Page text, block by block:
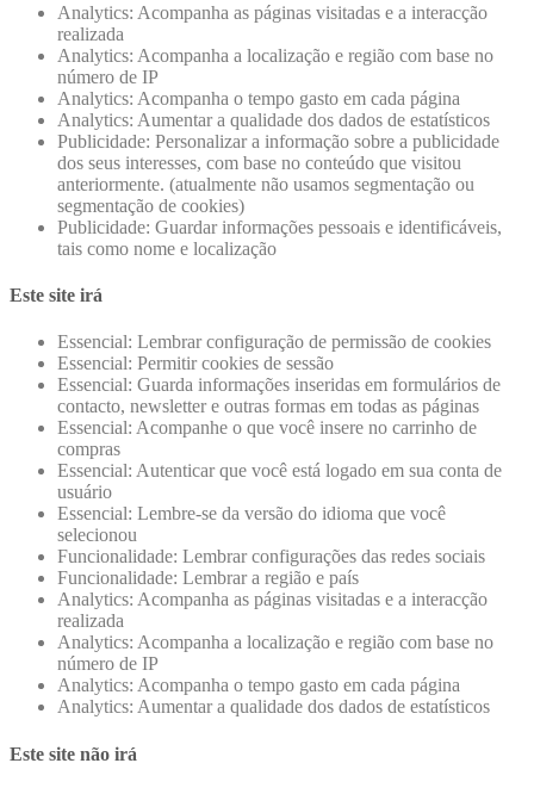
Analytics: Acompanha as páginas visitadas e a interacção
realizada
Analytics: Acompanha a localização e região com base no
número de IP
Analytics: Acompanha o tempo gasto em cada página
Analytics: Aumentar a qualidade dos dados de estatísticos
Publicidade: Personalizar a informação sobre a publicidade
dos seus interesses, com base no conteúdo que visitou
anteriormente. (atualmente não usamos segmentação ou
segmentação de cookies)
Publicidade: Guardar informações pessoais e identificáveis,
tais como nome e localização
Este site irá
Essencial: Lembrar configuração de permissão de cookies
Essencial: Permitir cookies de sessão
Essencial: Guarda informações inseridas em formulários de
contacto, newsletter e outras formas em todas as páginas
Essencial: Acompanhe o que você insere no carrinho de
compras
Essencial: Autenticar que você está logado em sua conta de
usuário
Essencial: Lembre-se da versão do idioma que você
selecionou
Funcionalidade: Lembrar configurações das redes sociais
Funcionalidade: Lembrar a região e país
Analytics: Acompanha as páginas visitadas e a interacção
realizada
Analytics: Acompanha a localização e região com base no
número de IP
Analytics: Acompanha o tempo gasto em cada página
Analytics: Aumentar a qualidade dos dados de estatísticos
Este site não irá